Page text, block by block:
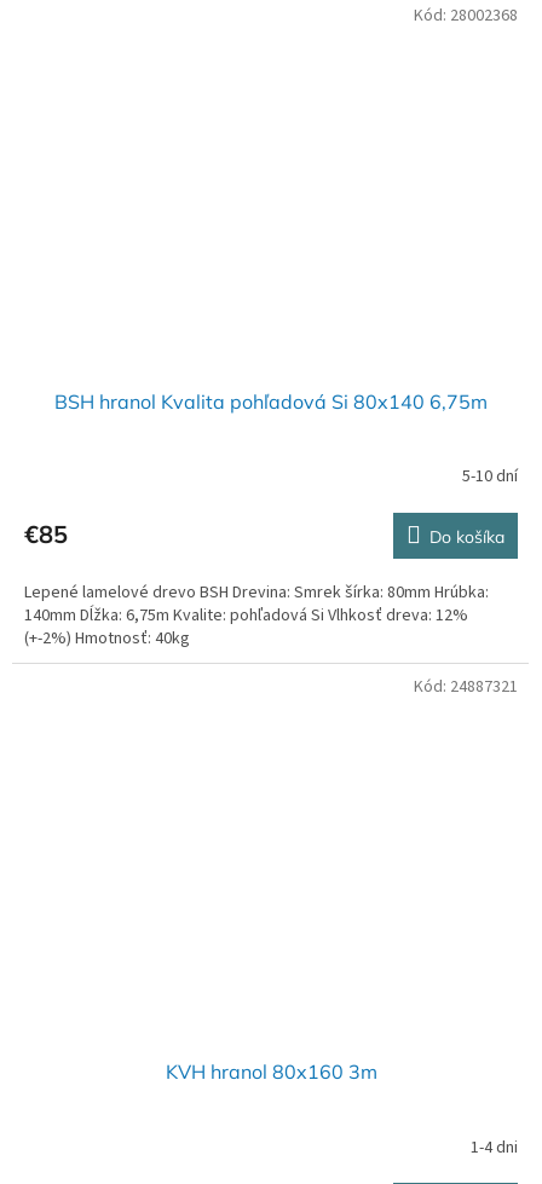
BSH hranol Kvalita pohľadová Si 80x140 6,75m
5-10 dní
€85 Do košíka
Lepené lamelové drevo BSH Drevina: Smrek šírka: 80mm Hrúbka:
140mm Dĺžka: 6,75m Kvalite: pohľadová Si Vlhkosť dreva: 12%
(+-2%) Hmotnosť: 40kg
Kód: 28002368
KVH hranol 80x160 3m
1-4 dni
Kód: 24887321